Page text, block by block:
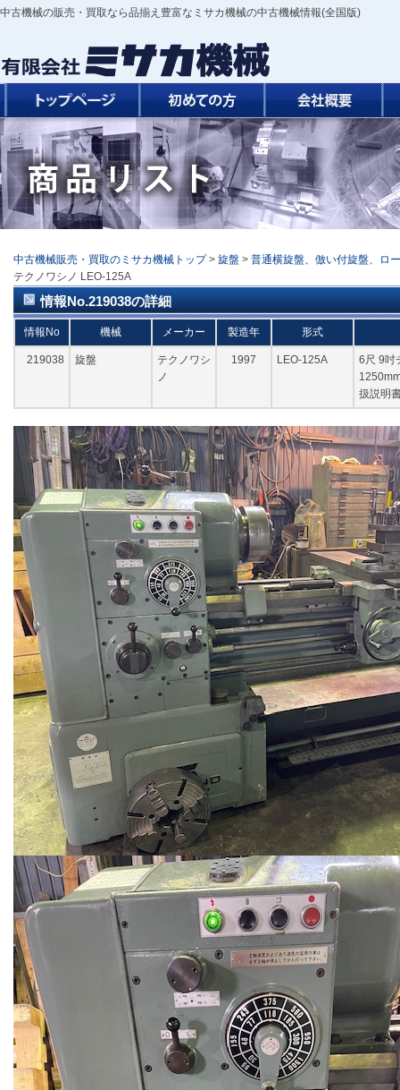
中古機械の販売・買取なら品揃え豊富なミサカ機械の中古機械情報(全国版)
中古機械販売・買取のミサカ機械トップ > 旋盤 > 普通横旋盤、倣い付旋盤、ロ
テクノワシノ LEO-125A
情報No.219038の詳細
情報No 機械 メーカー 製造年 形式
219038 旋盤
テクノワシ
ノ
1997 LEO-125A
6尺 9吋
扱説明